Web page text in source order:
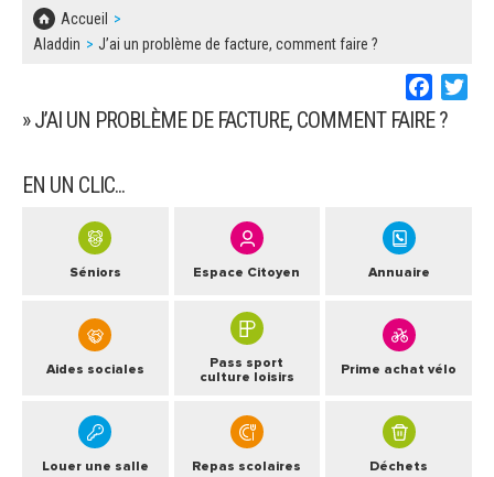
Accueil
Aladdin
J’ai un problème de facture, comment faire ?
» J’AI UN PROBLÈME DE FACTURE, COMMENT FAIRE ?
EN UN CLIC...
Séniors Espace Citoyen Annuaire
Aides sociales
Pass sport
culture loisirs
Prime achat vélo
Louer une salle Repas scolaires Déchets
COMMUNIQUÉS DE PRESSE
SOLIDARITÉ, LOGEMENT
SÉNIORS
EMPLOI
URBANISME
DECHETS
BESOIN D'UNE AIDE ?
MARCHÉS PUBLICS
DOCUMENT D'INFORMATION COMMUNAL
DECLARATION DE DEMARCHAGE
DOSSIER DE DEMANDE DE SUBVENTION
DEMANDE DE PRÊT DE MATERIEL
FICHE D'ORGANISATION MANIFESTATION